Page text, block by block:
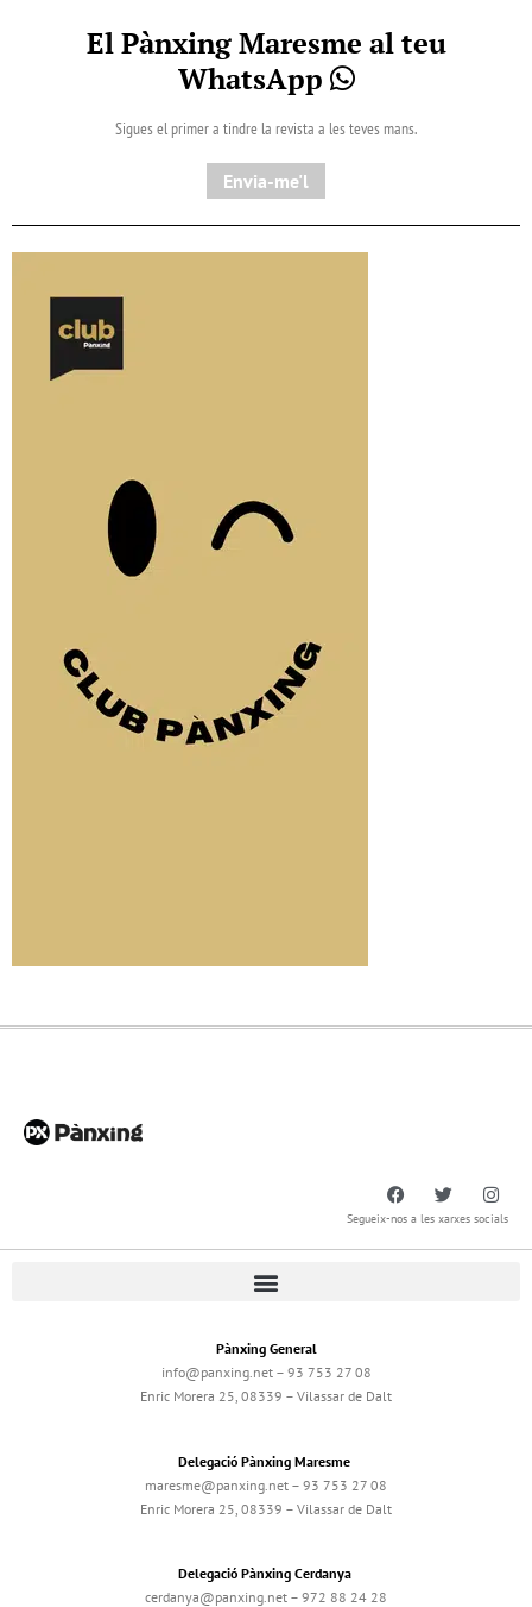
El Pànxing Maresme al teu
WhatsApp
Sigues el primer a tindre la revista a les teves mans.
Envia-me'l
Segueix-nos a les xarxes socials
Pànxing General
info@panxing.net – 93 753 27 08
Enric Morera 25, 08339 – Vilassar de Dalt
Delegació Pànxing Maresme
maresme@panxing.net – 93 753 27 08
Enric Morera 25, 08339 – Vilassar de Dalt
Delegació Pànxing Cerdanya
cerdanya@panxing.net – 972 88 24 28